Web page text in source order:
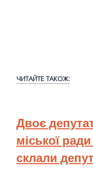
ЧИТАЙТЕ ТАКОЖ:
Двоє
міської
склали